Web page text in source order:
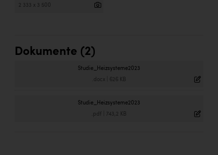
2 333 x 3 500
Dokumente (2)
Studie_Heizsysteme2023
.docx 626 KB
Studie_Heizsysteme2023
.pdf 743,2 KB